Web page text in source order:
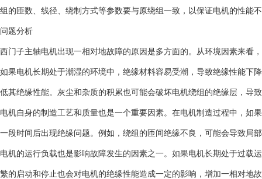
组的匝数、线径、绕制方式等参数要与原绕组一致，以保证电机的性能
问题分析
西门子主轴电机出现一相对地故障的原因是多方面的。从环境因素来看
如果电机长期处于潮湿的环境中，绝缘材料容易受潮，导致绝缘性能下
低其绝缘性能。灰尘和杂质的积累也可能会破坏电机绕组的绝缘层，导
电机自身的制造工艺和质量也是一个重要因素。在电机制造过程中，如
一段时间后出现绝缘问题。例如，绕组的匝间绝缘不良，可能会导致局
电机的运行负载也是影响故障发生的因素之一。如果电机长期处于过载
繁的启动和停止也会对电机的绝缘性能造成一定的影响，增加一相对地